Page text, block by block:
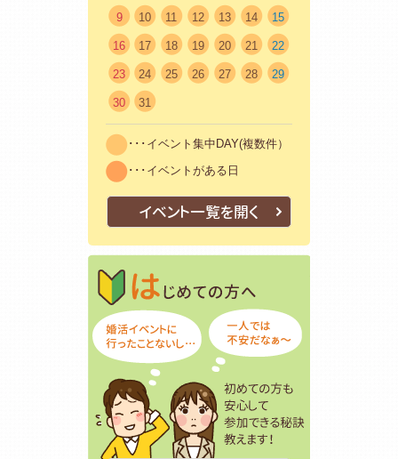
9 10 11 12 13 14 15
16 17 18 19 20 21 22
23 24 25 26 27 28 29
30 31
･･･イベント集中DAY(複数件）
･･･イベントがある日
イベント一覧を開く
はじめての方